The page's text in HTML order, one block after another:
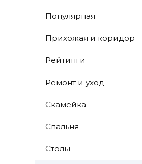
Популярная
Прихожая и коридор
Рейтинги
Ремонт и уход
Скамейка
Спальня
Столы